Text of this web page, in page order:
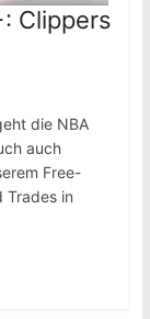
Clippers
die NBA
auch
Free-
Trades in